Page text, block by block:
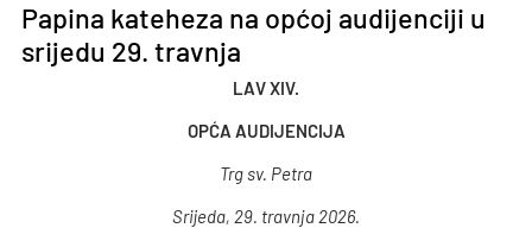
Papina kateheza na općoj audijenciji u
srijedu 29. travnja
LAV XIV.
OPĆA AUDIJENCIJA
Trg sv. Petra
Srijeda, 29. travnja 2026.